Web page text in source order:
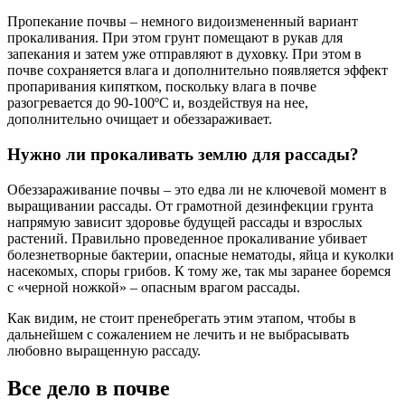
Пропекание почвы – немного видоизмененный вариант
прокаливания. При этом грунт помещают в рукав для
запекания и затем уже отправляют в духовку. При этом в
почве сохраняется влага и дополнительно появляется эффект
пропаривания кипятком, поскольку влага в почве
разогревается до 90-100ºС и, воздействуя на нее,
дополнительно очищает и обеззараживает.
Нужно ли прокаливать землю для рассады?
Обеззараживание почвы – это едва ли не ключевой момент в
выращивании рассады. От грамотной дезинфекции грунта
напрямую зависит здоровье будущей рассады и взрослых
растений. Правильно проведенное прокаливание убивает
болезнетворные бактерии, опасные нематоды, яйца и куколки
насекомых, споры грибов. К тому же, так мы заранее боремся
с «черной ножкой» – опасным врагом рассады.
Как видим, не стоит пренебрегать этим этапом, чтобы в
дальнейшем с сожалением не лечить и не выбрасывать
любовно выращенную рассаду.
Все дело в почве